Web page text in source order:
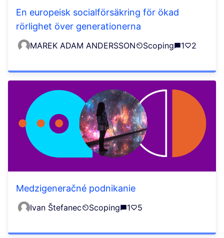
En europeisk socialförsäkring för ökad
rörlighet över generationerna
MAREK ADAM ANDERSSON Scoping 1 2
Medzigeneračné podnikanie
Ivan Štefanec Scoping 1 5